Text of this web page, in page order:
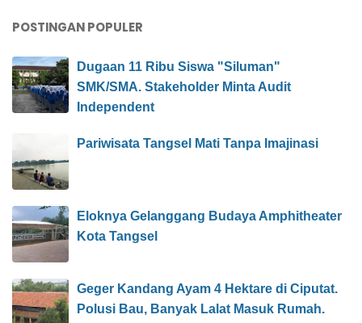
POSTINGAN POPULER
Dugaan 11 Ribu Siswa "Siluman"
SMK/SMA. Stakeholder Minta Audit
Independent
Pariwisata Tangsel Mati Tanpa Imajinasi
Eloknya Gelanggang Budaya Amphitheater
Kota Tangsel
Geger Kandang Ayam 4 Hektare di Ciputat.
Polusi Bau, Banyak Lalat Masuk Rumah.